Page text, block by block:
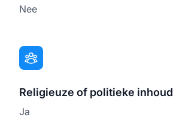
Nee
Religieuze of politieke inhoud
Ja